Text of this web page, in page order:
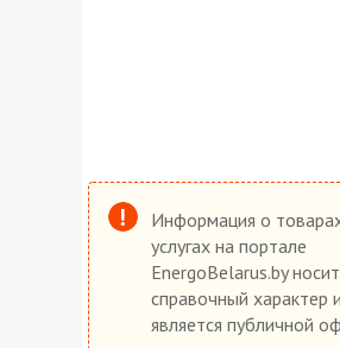
Информация о
услугах на портале
EnergoBelarus.by носит
справочный характер
является публичной